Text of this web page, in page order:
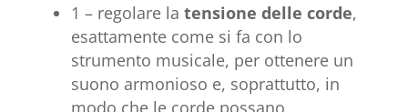
1 – regolare la tensione delle corde,
esattamente come si fa con lo
strumento musicale, per ottenere un
suono armonioso e, soprattutto, in
modo che le corde possano